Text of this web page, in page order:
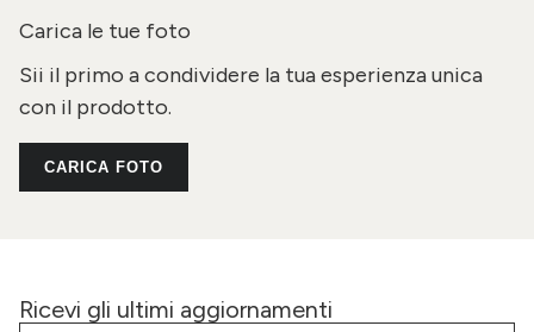
Carica le tue foto
Sii il primo a condividere la tua esperienza unica
con il prodotto.
CARICA FOTO
Ricevi gli ultimi aggiornamenti